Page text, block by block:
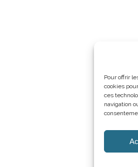
Pour offrir
cookies
ces
navigation